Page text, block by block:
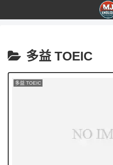
多益 TOEIC
多益 TOEIC